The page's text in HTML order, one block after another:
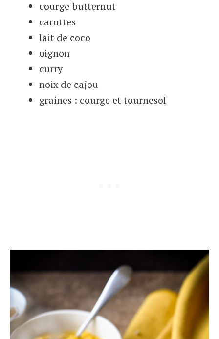
courge butternut
carottes
lait de coco
oignon
curry
noix de cajou
graines : courge et tournesol